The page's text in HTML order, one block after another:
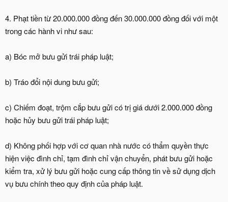
4. Phạt tiền từ 20.000.000 đồng đến 30.000.000 đồng đối với một
trong các hành vi như sau:
a) Bóc mở bưu gửi trái pháp luật;
b) Tráo đổi nội dung bưu gửi;
c) Chiếm đoạt, trộm cắp bưu gửi có trị giá dưới 2.000.000 đồng
hoặc hủy bưu gửi trái pháp luật;
d) Không phối hợp với cơ quan nhà nước có thẩm quyền thực
hiện việc đình chỉ, tạm đình chỉ vận chuyển, phát bưu gửi hoặc
kiểm tra, xử lý bưu gửi hoặc cung cấp thông tin về sử dụng dịch
vụ bưu chính theo quy định của pháp luật.